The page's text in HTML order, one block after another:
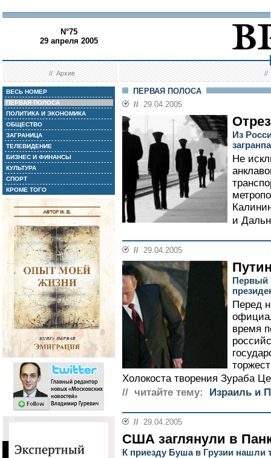
N°75
29 апреля 2005
//Архив //
ВЕСЬ НОМЕР
ПЕРВАЯ ПОЛОСА
ПОЛИТИКА И ЭКОНОМИКА
ОБЩЕСТВО
ЗАГРАНИЦА
ТЕЛЕВИДЕНИЕ
БИЗНЕС И ФИНАНСЫ
КУЛЬТУРА
СПОРТ
КРОМЕ ТОГО
ПЕРВАЯ ПОЛОСА
// 29.04.2005
Из
Не
и
// 29.04.2005
Первый
Перед
время
Холокоста творения Зураба
// читайте тему:
Израиль и
// 29.04.2005
США заглянули в
К приезду Буша в Грузии нашли